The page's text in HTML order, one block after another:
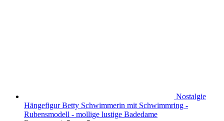
Nostalgie
Hängefigur Betty Schwimmerin mit Schwimmring -
Rubensmodell - mollige lustige Badedame